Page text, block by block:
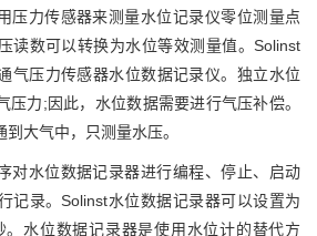
压力传感器来测量水位记录仪零位测量点
读数可以转换为水位等效测量值。Solinst
气压力传感器水位数据记录仪。独立水位
压力;因此，水位数据需要进行气压补偿。
大气中，只测量水压。
对水位数据记录器进行编程、停止、启动
记录。Solinst水位数据记录器可以设置为
水位数据记录器是使用水位计的替代方